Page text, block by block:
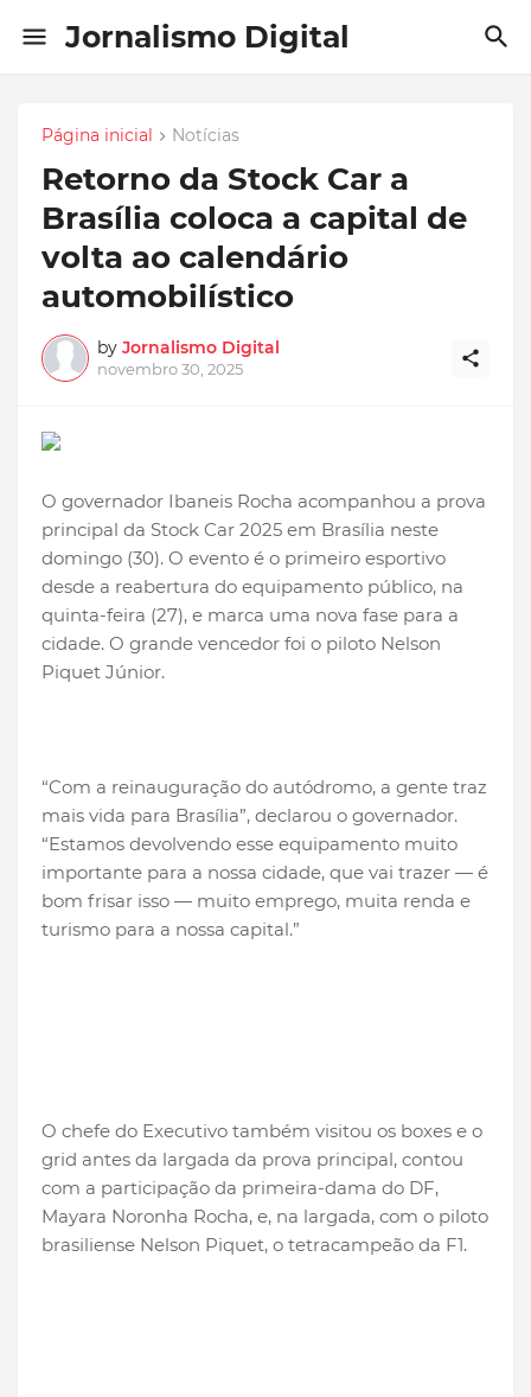
Jornalismo Digital
Página inicial Notícias
Retorno da Stock Car a
Brasília coloca a capital de
volta ao calendário
automobilístico
by Jornalismo Digital
novembro 30, 2025
O governador Ibaneis Rocha acompanhou a prova
principal da Stock Car 2025 em Brasília neste
domingo (30). O evento é o primeiro esportivo
desde a reabertura do equipamento público, na
quinta-feira (27), e marca uma nova fase para a
cidade. O grande vencedor foi o piloto Nelson
Piquet Júnior.
“Com a reinauguração do autódromo, a gente traz
mais vida para Brasília”, declarou o governador.
“Estamos devolvendo esse equipamento muito
importante para a nossa cidade, que vai trazer — é
bom frisar isso — muito emprego, muita renda e
turismo para a nossa capital.”
O chefe do Executivo também visitou os boxes e o
grid antes da largada da prova principal, contou
com a participação da primeira-dama do DF,
Mayara Noronha Rocha, e, na largada, com o piloto
brasiliense Nelson Piquet, o tetracampeão da F1.